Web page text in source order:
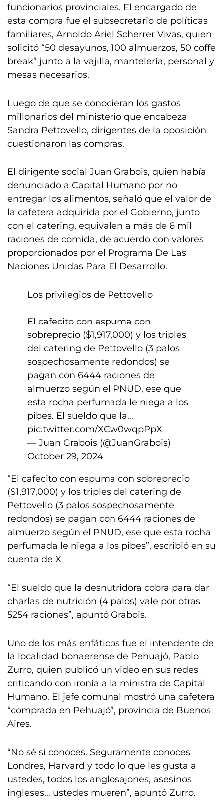
funcionarios provinciales. El encargado de
esta compra fue el subsecretario de políticas
familiares, Arnoldo Ariel Scherrer Vivas, quien
solicitó “50 desayunos, 100 almuerzos, 50 coffe
break” junto a la vajilla, mantelería, personal y
mesas necesarios.
Luego de que se conocieran los gastos
millonarios del ministerio que encabeza
Sandra Pettovello, dirigentes de la oposición
cuestionaron las compras.
El dirigente social Juan Grabois, quien había
denunciado a Capital Humano por no
entregar los alimentos, señaló que el valor de
la cafetera adquirida por el Gobierno, junto
con el catering, equivalen a más de 6 mil
raciones de comida, de acuerdo con valores
proporcionados por el Programa De Las
Naciones Unidas Para El Desarrollo.
Los privilegios de Pettovello
El cafecito con espuma con
sobreprecio ($1,917,000) y los triples
del catering de Pettovello (3 palos
sospechosamente redondos) se
pagan con 6444 raciones de
almuerzo según el PNUD, ese que
esta rocha perfumada le niega a los
pibes. El sueldo que la…
pic.twitter.com/XCw0wqpPpX
— Juan Grabois (@JuanGrabois)
October 29, 2024
“El cafecito con espuma con sobreprecio
($1,917,000) y los triples del catering de
Pettovello (3 palos sospechosamente
redondos) se pagan con 6444 raciones de
almuerzo según el PNUD, ese que esta rocha
perfumada le niega a los pibes”, escribió en su
cuenta de X
“El sueldo que la desnutridora cobra para dar
charlas de nutrición (4 palos) vale por otras
5254 raciones”, apuntó Grabois.
Uno de los más enfáticos fue el intendente de
la localidad bonaerense de Pehuajó, Pablo
Zurro, quien publicó un video en sus redes
criticando con ironía a la ministra de Capital
Humano. El jefe comunal mostró una cafetera
“comprada en Pehuajó”, provincia de Buenos
Aires.
“No sé si conoces. Seguramente conoces
Londres, Harvard y todo lo que les gusta a
ustedes, todos los anglosajones, asesinos
ingleses… ustedes mueren”, apuntó Zurro.